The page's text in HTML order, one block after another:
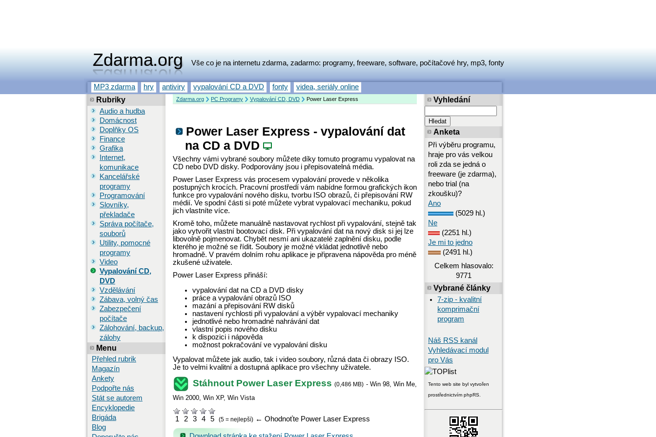
Zdarma.org Vše co je na internetu zdarma, zadarmo: programy, freeware, software, počítačové hry, mp3, fonty
MP3 zdarma hry antiviry vypalování CD a DVD fonty videa, seriály online
Zdarma.org PC Programy Vypalování CD, DVD Power Laser Express
Power Laser Express - vypalování dat
na CD a DVD
Všechny vámi vybrané soubory můžete díky tomuto programu vypalovat na
CD nebo DVD disky. Podporovány jsou i přepisovatelná média.
Power Laser Express vás procesem vypalování provede v několika
postupných krocích. Pracovní prostředí vám nabídne formou grafických ikon
funkce pro vypalování nového disku, tvorbu ISO obrazů, či přepisování RW
médií. Ve spodní části si poté můžete vybrat vypalovací mechaniku, pokud
jich vlastníte více.
Kromě toho, můžete manuálně nastavovat rychlost při vypalování, stejně tak
jako vytvořit vlastní bootovací disk. Při vypalování dat na nový disk si jej lze
libovolně pojmenovat. Chybět nesmí ani ukazatelé zaplnění disku, podle
kterého je možné se řídit. Soubory je možné vkládat jednotlivě nebo
hromadně. V pravém dolním rohu aplikace je připravena nápověda pro méně
zkušené uživatele.
Power Laser Express přináší:
vypalování dat na CD a DVD disky
práce a vypalování obrazů ISO
mazání a přepisování RW disků
nastavení rychlosti při vypalování a výběr vypalovací mechaniky
jednotlivé nebo hromadné nahrávání dat
vlastní popis nového disku
k dispozici i nápověda
možnost pokračování ve vypalování disku
Vypalovat můžete jak audio, tak i video soubory, různá data či obrazy ISO.
Je to velmi kvalitní a dostupná aplikace pro všechny uživatele.
Stáhnout Power Laser Express (0,486 MB) - Win 98, Win Me,
Win 2000, Win XP, Win Vista
1 2 3 4 5 (5 = nejlepší) ← Ohodnoťte Power Laser Express
Rubriky
Audio a hudba
Domácnost
Doplňky OS
Finance
Grafika
Internet,
komunikace
Kancelářské
programy
Programování
Slovníky,
překladače
Správa počítače,
souborů
Utility, pomocné
programy
Video
Vypalování CD,
DVD
Vzdělávání
Zábava, volný čas
Zabezpečení
počítače
Zálohování, backup,
zálohy
Menu
Přehled rubrik
Magazín
Ankety
Podpořte nás
Stát se autorem
Encyklopedie
Brigáda
Blog
Vyhledání
Anketa
Při výběru programu,
hraje pro vás velkou
roli zda se jedná o
freeware (je zdarma),
nebo trial (na
zkoušku)?
Ano
(5029 hl.)
Ne
(2251 hl.)
Je mi to jedno
(2491 hl.)
Celkem hlasovalo:
9771
Vybrané články
7-zip - kvalitní
komprimační
program
Náš RSS kanál
Vyhledávací modul
pro Vás
Tento web site byl vytvořen
prostřednictvím phpRS.